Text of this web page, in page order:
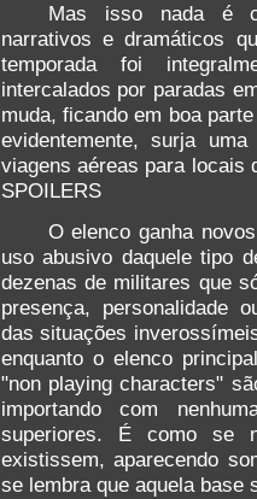
Mas isso nada é
narrativos e dramáticos
temporada foi
intercalados por paradas
muda, ficando em boa
evidentemente, surja
viagens aéreas para locais
SPOILERS
O elenco ganha
uso abusivo daquele tipo
dezenas de militares que
presença, personalidade
das situações
enquanto o elenco
"non playing characters"
importando com
superiores. É como se
existissem, aparecendo
se lembra que aquela base